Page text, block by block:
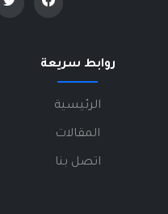
روابط سريعة
الرئيسية
المقالات
اتصل بنا